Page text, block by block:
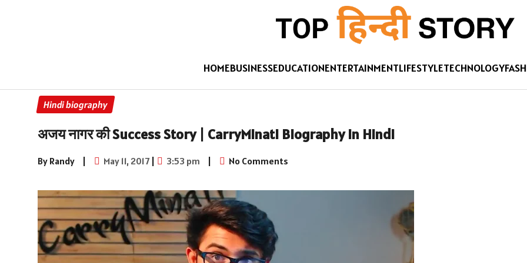
HOMEBUSINESSEDUCATIONENTERTAINMENTLIFESTYLETECHNOLOGY
Hindi biography
अजय नागर की Success Story | CarryMinati Biography in Hindi
By Randy | May 11, 2017| 3:53 pm | No Comments